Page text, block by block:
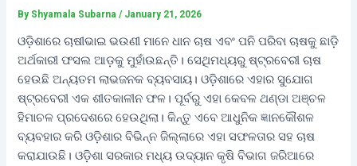
By Shyamala Subarna/ January 21, 2026
ଓଡ଼ିଶାରେ ଚାଷୀଭାଇ ଭଉଣୀ ମାନେ ଧାନ ଚାଷ ଏବଂ ପନି ପରିବା ଚାଷକୁ ଛାଡ଼ି
ଅର୍ଥକାରୀ ଫସଲ ଆଡ଼କୁ ମୁହାଁଉଛନ୍ତି। ସେଥିମଧ୍ୟରୁ ଷ୍ଟ୍ରବେରୀ ଚାଷ
ହେଉଛି ଅନ୍ୟତମ ଲାଭଜନକ ବ୍ୟବସାୟ। ଓଡ଼ିଶାରେ ଏହାର ସୁଯୋଗ
ଷ୍ଟ୍ରବେରୀ ଏକ ଶୀତକାଳୀନ ଫଳ। ପୂର୍ବରୁ ଏହା କେବଳ ଥଣ୍ଡା ଅଞ୍ଚଳ
ହିମାଚଳ ପ୍ରଦେଶରେ ହେଉଥିଲା। କିନ୍ତୁ ଏବେ ଆଧୁନିକ ଜ୍ଞାନକୌଶଳ
ବ୍ୟବହାର କରି ଓଡ଼ିଶାର ବିଭିନ୍ନ ଜିଲ୍ଲାରେ ଏହା ସଫଳତାର ସହ ଚାଷ
କରାଯାଉଛି। ଓଡ଼ିଶା ସରକାର ମଧ୍ୟ ଉଦ୍ୟାନ କୃଷି ବିଭାଗ ଜରିଆରେ